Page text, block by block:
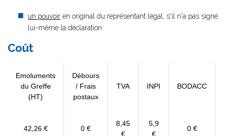
un pouvoir en original du représentant légal, s'il n'a pas signé
lui-même la déclaration
Coût
Emoluments
du Greffe
(HT)
Débours
/ Frais
postaux
TVA INPI BODACC
42,26 € 0 €
8,45
€
5,9
€
0 €